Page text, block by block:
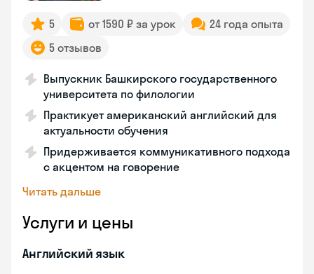
5 от 1590 ₽ за урок
24 года опыта
5 отзывов
Выпускник Башкирского государственного
университета по филологии
Практикует американский английский для
актуальности обучения
Придерживается коммуникативного подхода
с акцентом на говорение
Читать дальше
Услуги и цены
Английский язык